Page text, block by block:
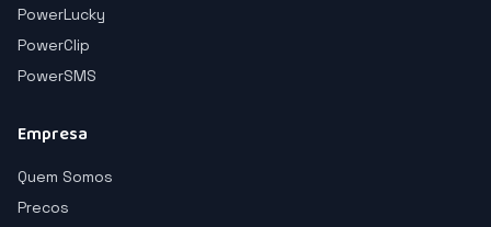
PowerLucky
PowerClip
PowerSMS
Empresa
Quem Somos
Precos